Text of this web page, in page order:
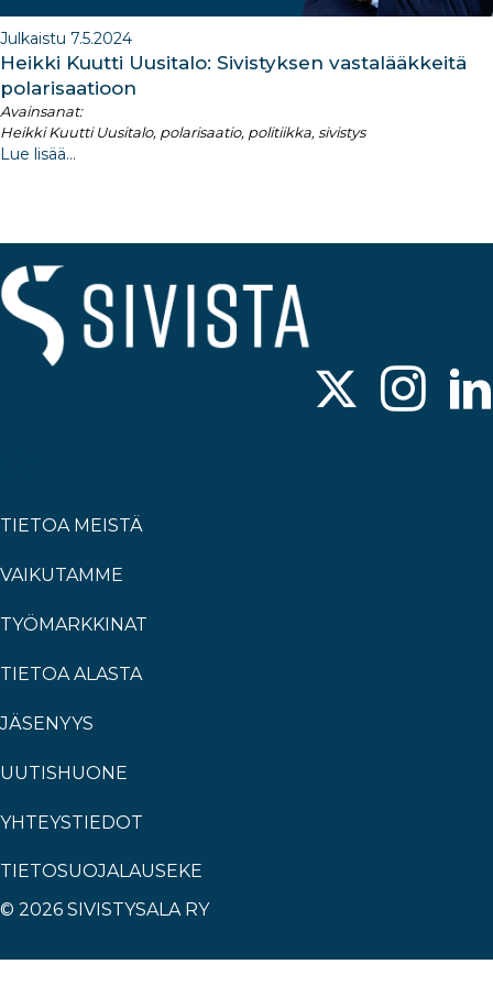
Julkaistu 7.5.2024
Heikki Kuutti Uusitalo: Sivistyksen vastalääkkeitä
polarisaatioon
Avainsanat:
Heikki Kuutti Uusitalo, polarisaatio, politiikka, sivistys
Lue lisää...
TIETOA MEISTÄ
VAIKUTAMME
TYÖMARKKINAT
TIETOA ALASTA
JÄSENYYS
UUTISHUONE
YHTEYSTIEDOT
TIETOSUOJALAUSEKE
© 2026 SIVISTYSALA RY